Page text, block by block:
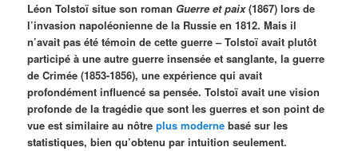
Léon Tolstoï situe son roman Guerre et paix(1867) lors de
l’invasion napoléonienne de la Russie en 1812. Mais il
n’avait pas été témoin de cette guerre – Tolstoï avait plutôt
participé à une autre guerre insensée et sanglante, la guerre
de Crimée (1853-1856), une expérience qui avait
profondément influencé sa pensée. Tolstoï avait une vision
profonde de la tragédie que sont les guerres et son point de
vue est similaire au nôtreplus moderne basé sur les
statistiques, bien qu’obtenu par intuition seulement.